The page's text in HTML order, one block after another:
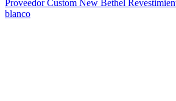
Proveedor Custom New Bethel
blanco